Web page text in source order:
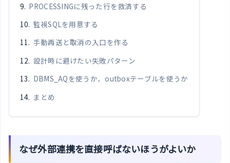
PROCESSINGに残った行を救済する
監視SQLを用意する
手動再送と取消の入口を作る
設計時に避けたい失敗パターン
DBMS_AQを使うか、outboxテーブルを使うか
まとめ
なぜ外部連携を直接呼ばないほうがよいか